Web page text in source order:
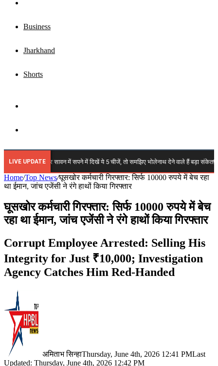
Business
Jharkhand
Shorts
for
LIVE UPDATE
2026: अगर सावन में सपने में दिखें ये 5 चीजें, तो समझिए भोलेनाथ देने वाले हैं बड़ा संकेत!
Home/Top News/घूसखोर कर्मचारी गिरफ्तार: सिर्फ 10000 रुपये में बेच रहा
था ईमान, जांच एजेंसी ने रंगे हाथों किया गिरफ्तार
घूसखोर कर्मचारी गिरफ्तार: सिर्फ 10000 रुपये में बेच
रहा था ईमान, जांच एजेंसी ने रंगे हाथों किया गिरफ्तार
Corrupt Employee Arrested: Selling His
Integrity for Just ₹10,000; Investigation
Agency Catches Him Red-Handed
अमिताभ सिन्हाThursday, June 4th, 2026 12:41 PMLast
Updated: Thursday, June 4th, 2026 12:42 PM